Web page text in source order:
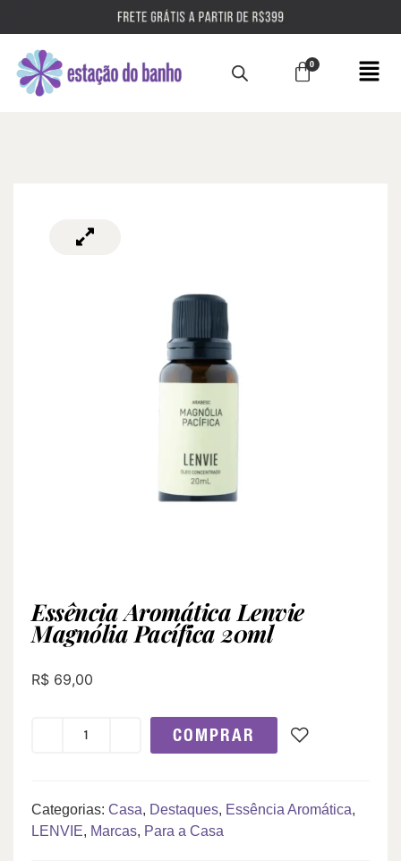
Essência Aromática Lenvie
Magnólia Pacífica 20ml
R$ 69,00
COMPRAR
Categorias: Casa, Destaques, Essência Aromática,
LENVIE, Marcas, Para a Casa